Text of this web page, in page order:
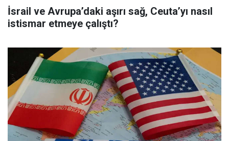
İsrail ve Avrupa’daki aşırı sağ, Ceuta’yı nasıl
istismar etmeye çalıştı?